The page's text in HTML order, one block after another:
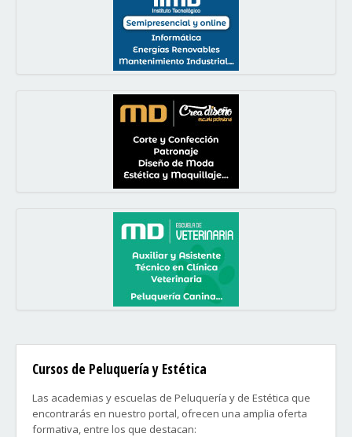
Cursos de Peluquería y Estética
Las academias y escuelas de Peluquería y de Estética que
encontrarás en nuestro portal, ofrecen una amplia oferta
formativa, entre los que destacan: